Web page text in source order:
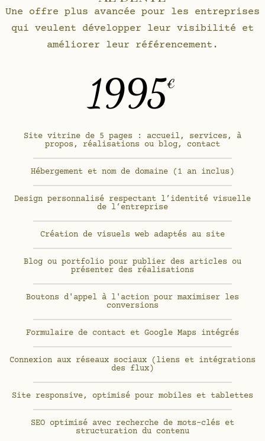
Une offre plus avancée pour les entreprises
qui veulent développer leur visibilité et
améliorer leur référencement.
1995€
Site vitrine de 5 pages : accueil, services, à
propos, réalisations ou blog, contact
Hébergement et nom de domaine (1 an inclus)
Design personnalisé respectant l’identité visuelle
de l’entreprise
Création de visuels web adaptés au site
Blog ou portfolio pour publier des articles ou
présenter des réalisations
Boutons d'appel à l'action pour maximiser les
conversions
Formulaire de contact et Google Maps intégrés
Connexion aux réseaux sociaux (liens et intégrations
des flux)
Site responsive, optimisé pour mobiles et tablettes
SEO optimisé avec recherche de mots-clés et
structuration du contenu